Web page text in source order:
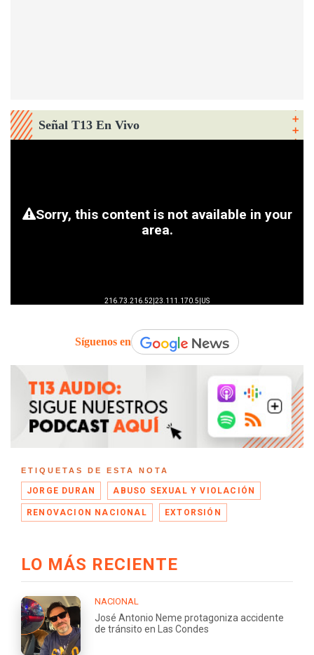
Señal T13 En Vivo
Síguenos en
ETIQUETAS DE ESTA NOTA
JORGE DURAN ABUSO SEXUAL Y VIOLACIÓN
RENOVACION NACIONAL EXTORSIÓN
LO MÁS RECIENTE
NACIONAL
José Antonio Neme protagoniza accidente
de tránsito en Las Condes